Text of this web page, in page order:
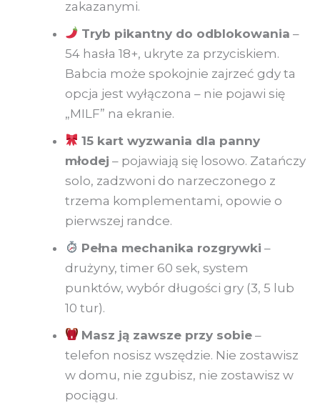
zakazanymi.
Tryb pikantny do odblokowania –
54 hasła 18+, ukryte za przyciskiem.
Babcia może spokojnie zajrzeć gdy ta
opcja jest wyłączona – nie pojawi się
„MILF” na ekranie.
15 kart wyzwania dla panny
młodej – pojawiają się losowo. Zatańczy
solo, zadzwoni do narzeczonego z
trzema komplementami, opowie o
pierwszej randce.
Pełna mechanika rozgrywki –
drużyny, timer 60 sek, system
punktów, wybór długości gry (3, 5 lub
10 tur).
Masz ją zawsze przy sobie –
telefon nosisz wszędzie. Nie zostawisz
w domu, nie zgubisz, nie zostawisz w
pociągu.